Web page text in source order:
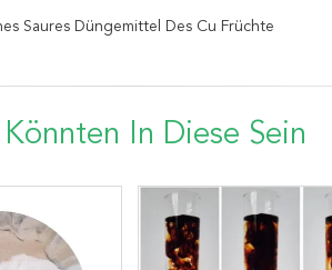
Saures Düngemittel Des Cu Früchte
Könnten In Diese Sein